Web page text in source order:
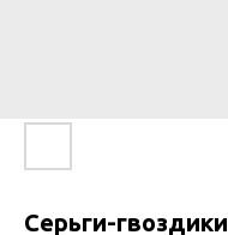
Серьги-гвоздики